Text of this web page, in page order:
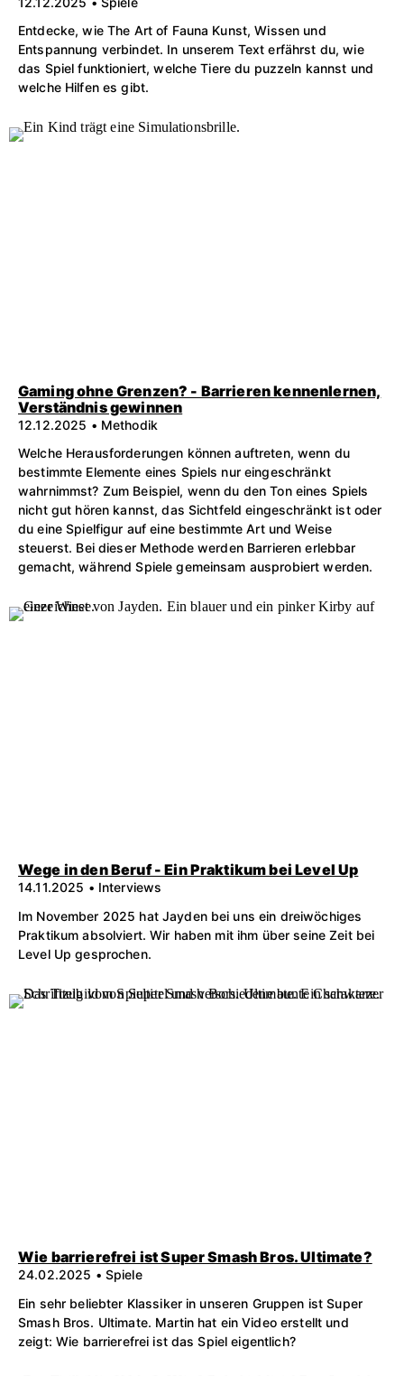
Entdecke, wie The Art of Fauna Kunst, Wissen und
Entspannung verbindet. In unserem Text erfährst du, wie
das Spiel funktioniert, welche Tiere du puzzeln kannst und
welche Hilfen es gibt.
Gaming ohne Grenzen? - Barrieren kennenlernen,
Verständnis gewinnen
12.12.2025 • Methodik
Welche Herausforderungen können auftreten, wenn du
bestimmte Elemente eines Spiels nur eingeschränkt
wahrnimmst? Zum Beispiel, wenn du den Ton eines Spiels
nicht gut hören kannst, das Sichtfeld eingeschränkt ist oder
du eine Spielfigur auf eine bestimmte Art und Weise
steuerst. Bei dieser Methode werden Barrieren erlebbar
gemacht, während Spiele gemeinsam ausprobiert werden.
Wege in den Beruf - Ein Praktikum bei Level Up
14.11.2025 • Interviews
Im November 2025 hat Jayden bei uns ein dreiwöchiges
Praktikum absolviert. Wir haben mit ihm über seine Zeit bei
Level Up gesprochen.
Wie barrierefrei ist Super Smash Bros. Ultimate?
24.02.2025 • Spiele
Ein sehr beliebter Klassiker in unseren Gruppen ist Super
Smash Bros. Ultimate. Martin hat ein Video erstellt und
zeigt: Wie barrierefrei ist das Spiel eigentlich?